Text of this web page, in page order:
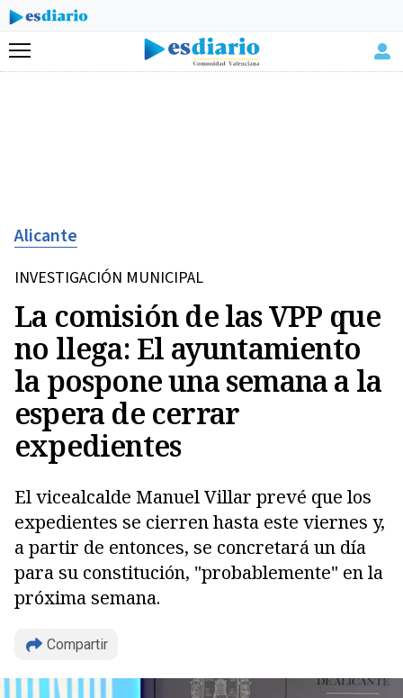
Menú
Alicante
INVESTIGACIÓN MUNICIPAL
La comisión de las VPP que
no llega: El ayuntamiento
la pospone una semana a la
espera de cerrar
expedientes
El vicealcalde Manuel Villar prevé que los
expedientes se cierren hasta este viernes y,
a partir de entonces, se concretará un día
para su constitución, "probablemente" en la
próxima semana.
Compartir
Copiar